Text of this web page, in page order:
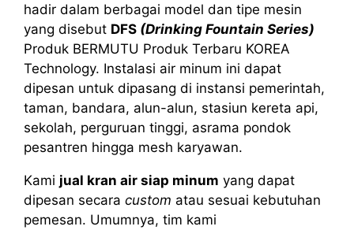
hadir dalam berbagai model dan tipe mesin
yang disebut DFS (Drinking Fountain Series)
Produk BERMUTU Produk Terbaru KOREA
Technology. Instalasi air minum ini dapat
dipesan untuk dipasang di instansi pemerintah,
taman, bandara, alun-alun, stasiun kereta api,
sekolah, perguruan tinggi, asrama pondok
pesantren hingga mesh karyawan.
Kami jual kran air siap minum yang dapat
dipesan secara custom atau sesuai kebutuhan
pemesan. Umumnya, tim kami